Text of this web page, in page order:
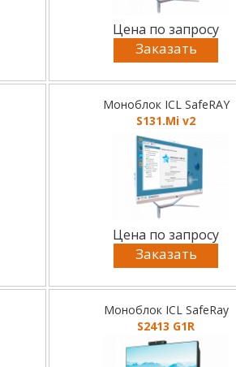
Цена по запросу
Заказать
Моноблок ICL SafeRAY
S131.Mi v2
Цена по запросу
Заказать
Моноблок ICL SafeRay
S2413 G1R